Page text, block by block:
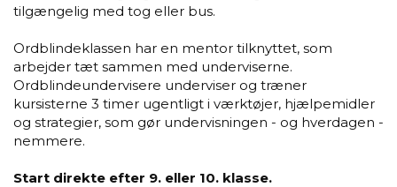
tilgængelig med tog eller bus.
Ordblindeklassen har en mentor tilknyttet, som
arbejder tæt sammen med underviserne.
Ordblindeundervisere underviser og træner
kursisterne 3 timer ugentligt i værktøjer, hjælpemidler
og strategier, som gør undervisningen - og hverdagen -
nemmere.
Start direkte efter 9. eller 10. klasse.